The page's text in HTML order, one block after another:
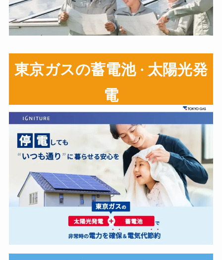
東京ガスの蓄電池・ 太陽光発
電